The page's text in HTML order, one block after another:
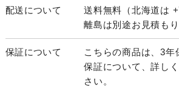
配送について
送料無料（北海道は
離島は別途お見積もり
保証について
こちらの商品は、3年
保証について、詳し
さい。